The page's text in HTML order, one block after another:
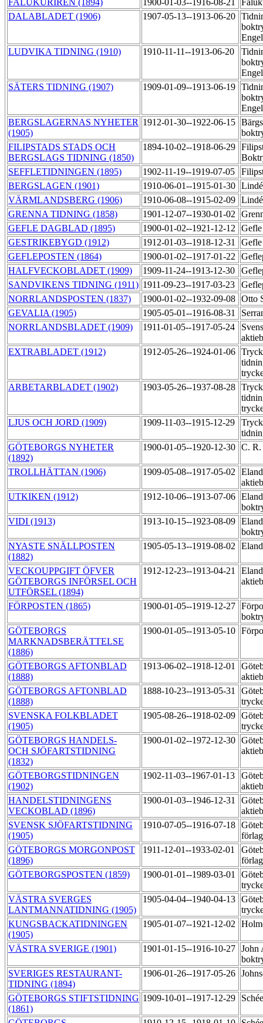
FALUKURIREN (1894) 1900-01-03--1916-08-21
DALABLADET (1906)
1907-05-13--1913-06-20
LUDVIKA TIDNING (1910)
1910-11-11--1913-06-20
SÄTERS TIDNING (1907)
1909-01-09--1913-06-19
BERGSLAGERNAS NYHETER
(1905)
1912-01-30--1922-06-15
FILIPSTADS STADS OCH
BERGSLAGS TIDNING (1850)
1894-10-02--1918-06-29
SEFFLETIDNINGEN (1895)
1902-11-19--1919-07-05
BERGSLAGEN (1901)
1910-06-01--1915-01-30
VÄRMLANDSBERG (1906)
1910-06-08--1915-02-09
GRENNA TIDNING (1858)
1901-12-07--1930-01-02
GEFLE DAGBLAD (1895)
1900-01-02--1921-12-12
GESTRIKEBYGD (1912)
1912-01-03--1918-12-31
GEFLEPOSTEN (1864)
1900-01-02--1917-01-22
HALFVECKOBLADET (1909)
1909-11-24--1913-12-30
SANDVIKENS TIDNING (1911) 1911-09-23--1917-03-23
NORRLANDSPOSTEN (1837)
1900-01-02--1932-09-08 Otto
GEVALIA (1905)
1905-05-01--1916-08-31
NORRLANDSBLADET (1909)
1911-01-05--1917-05-24
EXTRABLADET (1912)
1912-05-26--1924-01-06
ARBETARBLADET (1902)
1903-05-26--1937-08-28
LJUS OCH JORD (1909)
1909-11-03--1915-12-29
GÖTEBORGS NYHETER
(1892)
1900-01-05--1920-12-30 C.
TROLLHÄTTAN (1906) 1909-05-08--1917-05-02
UTKIKEN (1912)
1912-10-06--1913-07-06
VIDI (1913)
1913-10-15--1923-08-09
NYASTE SNÄLLPOSTEN
(1882)
1905-05-13--1919-08-02
VECKOUPPGIFT ÖFVER
GÖTEBORGS INFÖRSEL OCH
UTFÖRSEL (1894)
1912-12-23--1913-04-21
FÖRPOSTEN (1865) 1900-01-05--1919-12-27
GÖTEBORGS
MARKNADSBERÄTTELSE
(1886)
1900-01-05--1913-05-10
GÖTEBORGS AFTONBLAD
(1888)
1913-06-02--1918-12-01
GÖTEBORGS AFTONBLAD
(1888)
1888-10-23--1913-05-31
SVENSKA FOLKBLADET
(1905)
1905-08-26--1918-02-09
GÖTEBORGS HANDELS-
OCH SJÖFARTSTIDNING
(1832)
1900-01-02--1972-12-30
GÖTEBORGSTIDNINGEN
(1902)
1902-11-03--1967-01-13
HANDELSTIDNINGENS
VECKOBLAD (1896)
1900-01-03--1946-12-31
SVENSK SJÖFARTSTIDNING
(1905)
1910-07-05--1916-07-18
GÖTEBORGS MORGONPOST
(1896)
1911-12-01--1933-02-01
GÖTEBORGSPOSTEN (1859)
1900-01-01--1989-03-01
VÄSTRA SVERGES
LANTMANNATIDNING (1905)
1905-04-04--1940-04-13
KUNGSBACKATIDNINGEN
(1905)
1905-01-07--1921-12-02
VÄSTRA SVERIGE (1901) 1901-01-15--1916-10-27 John
SVERIGES RESTAURANT-
TIDNING (1894)
1906-01-26--1917-05-26
GÖTEBORGS STIFTSTIDNING
(1861)
1909-10-01--1917-12-29